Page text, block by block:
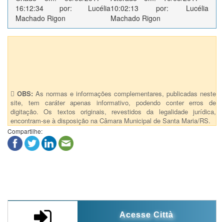
16:12:34 por: Lucélia
Machado Rigon
10:02:13 por: Lucélia
Machado Rigon
OBS: As normas e informações complementares, publicadas neste
site, tem caráter apenas informativo, podendo conter erros de
digitação. Os textos originais, revestidos da legalidade jurídica,
encontram-se à disposição na Câmara Municipal de Santa Maria/RS.
Compartilhe:
Acesse Città